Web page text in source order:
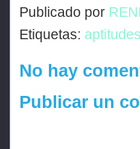
Publicado por
Etiquetas: aptitudes
No hay
Publicar un